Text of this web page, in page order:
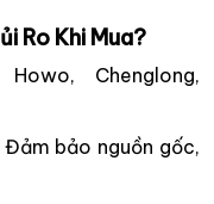
Ro Khi Mua?
Howo, Chenglong,
bảo nguồn gốc,